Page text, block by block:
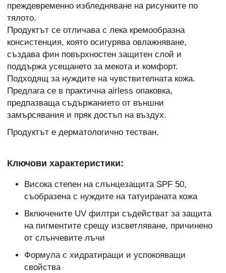
преждевременно избледняване на рисунките по
тялото.
Продуктът се отличава с лека кремообразна
консистенция, която осигурява овлажняване,
създава фин повърхностен защитен слой и
поддържа усещането за мекота и комфорт.
Подходящ за нуждите на чувствителната кожа.
Предлага се в практична airless опаковка,
предпазваща съдържанието от външни
замърсявания и пряк достъп на въздух.
Продуктът е дерматологично тестван.
Ключови характеристики:
Висока степен на слънцезащита SPF 50,
съобразена с нуждите на татуираната кожа
Включените UV филтри съдействат за защита
на пигментите срещу изсветляване, причинено
от слънчевите лъчи
Формула с хидратиращи и успокояващи
свойства